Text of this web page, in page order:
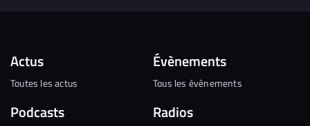
Actus
Toutes les actus
Podcasts
Évènements
Tous les évènements
Radios